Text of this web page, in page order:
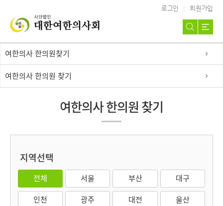
로그인 회원가입
여한의사 한의원찾기
여한의사 한의원 찾기
여한의사 한의원 찾기
지역선택
전체 서울 부산
대구
인천
광주 대전
울산